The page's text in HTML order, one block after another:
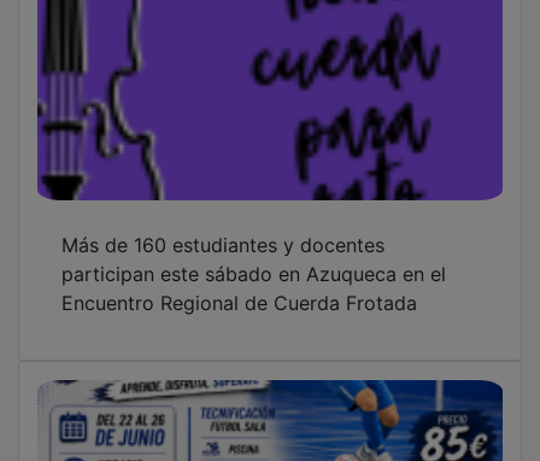
Guadalajara estrena el Campus Blecua de
Fútbol Sala